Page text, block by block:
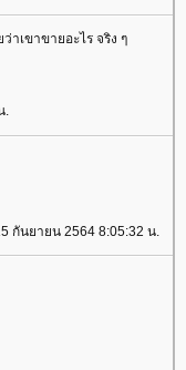
าเขาขายอะไร จริง ๆ
.
กันยายน 2564 8:05:32 น.